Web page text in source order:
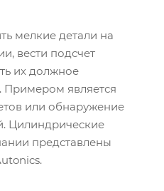
мелкие детали на
вести подсчет
их должное
Примером является
или обнаружение
Цилиндрические
представлены